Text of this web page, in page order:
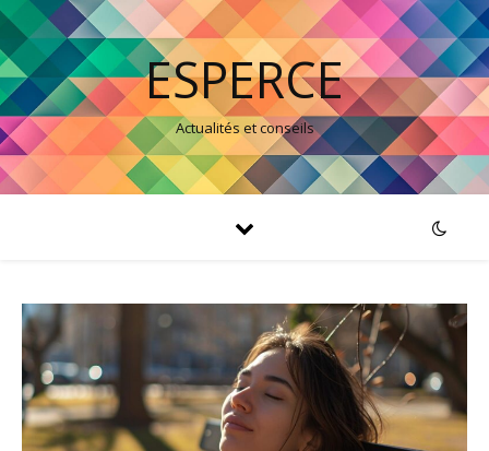
ESPERCE
Actualités et conseils